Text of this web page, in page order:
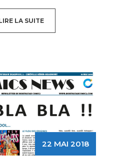
LA SUITE
22 MAI 2018